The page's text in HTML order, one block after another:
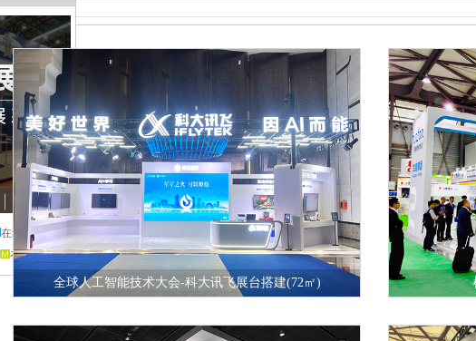
在线咨询
在线留言
全球人工智能技术大会-科大讯飞展台搭建(72㎡)